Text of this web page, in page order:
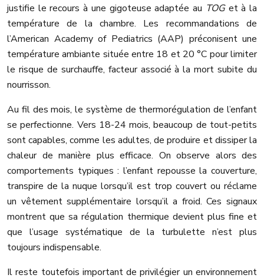
justifie le recours à une gigoteuse adaptée au TOGet à la
température de la chambre. Les recommandations de
l’American Academy of Pediatrics (AAP) préconisent une
température ambiante située entre 18 et 20 °C pour limiter
le risque de surchauffe, facteur associé à la mort subite du
nourrisson.
Au fil des mois, le système de thermorégulation de l’enfant
se perfectionne. Vers 18-24 mois, beaucoup de tout-petits
sont capables, comme les adultes, de produire et dissiper la
chaleur de manière plus efficace. On observe alors des
comportements typiques : l’enfant repousse la couverture,
transpire de la nuque lorsqu’il est trop couvert ou réclame
un vêtement supplémentaire lorsqu’il a froid. Ces signaux
montrent que sa régulation thermique devient plus fine et
que l’usage systématique de la turbulette n’est plus
toujours indispensable.
Il reste toutefois important de privilégier un environnement